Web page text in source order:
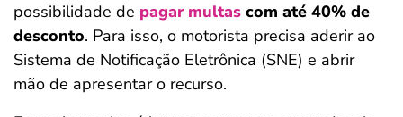
possibilidade de pagar multas com até 40% de
desconto. Para isso, o motorista precisa aderir ao
Sistema de Notificação Eletrônica (SNE) e abrir
mão de apresentar o recurso.